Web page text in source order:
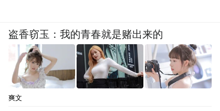
盗香窃玉：我的青春就是赌出来的
爽文